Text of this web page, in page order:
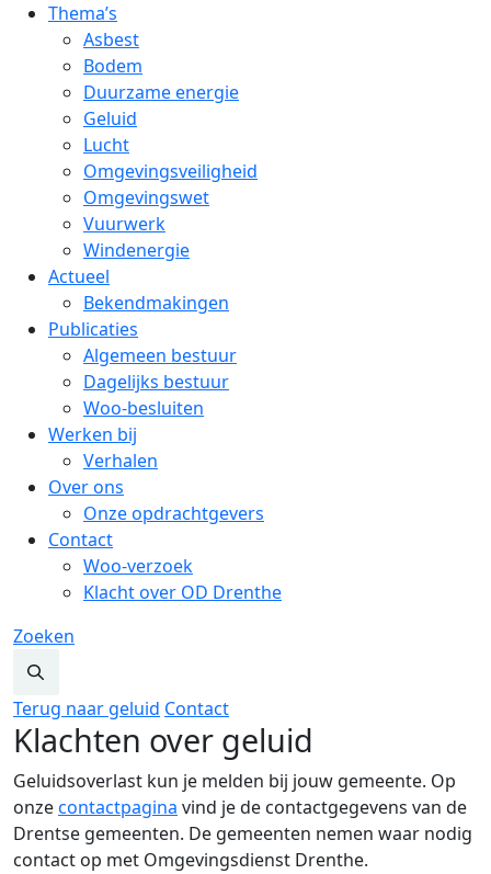
Thema’s
Asbest
Bodem
Duurzame energie
Geluid
Lucht
Omgevingsveiligheid
Omgevingswet
Vuurwerk
Windenergie
Actueel
Bekendmakingen
Publicaties
Algemeen bestuur
Dagelijks bestuur
Woo-besluiten
Werken bij
Verhalen
Over ons
Onze opdrachtgevers
Contact
Woo-verzoek
Klacht over OD Drenthe
Zoeken
Terug naar geluid Contact
Klachten over geluid
Geluidsoverlast kun je melden bij jouw gemeente. Op
onzecontactpagina vind je de contactgegevens van de
Drentse gemeenten. De gemeenten nemen waar nodig
contact op met Omgevingsdienst Drenthe.